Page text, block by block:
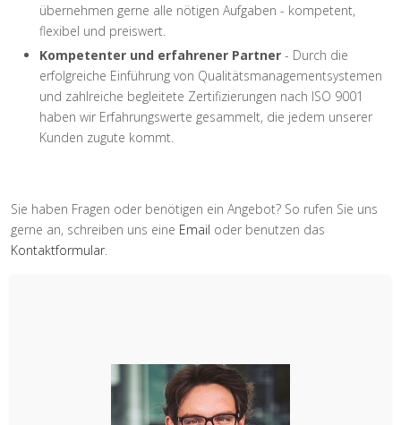
übernehmen gerne alle nötigen Aufgaben - kompetent,
flexibel und preiswert.
Kompetenter und erfahrener Partner - Durch die
erfolgreiche Einführung von Qualitätsmanagementsystemen
und zahlreiche begleitete Zertifizierungen nach ISO 9001
haben wir Erfahrungswerte gesammelt, die jedem unserer
Kunden zugute kommt.
Sie haben Fragen oder benötigen ein Angebot? So rufen Sie uns
gerne an, schreiben uns eine Email oder benutzen das
Kontaktformular